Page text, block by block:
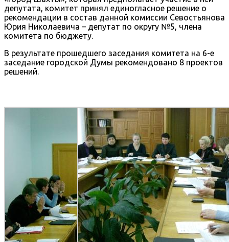
депутата, комитет принял единогласное решение о
рекомендации в состав данной комиссии Севостьянова
Юрия Николаевича – депутат по округу №5, члена
комитета по бюджету.
В результате прошедшего заседания комитета на 6-е
заседание городской Думы рекомендовано 8 проектов
решений.